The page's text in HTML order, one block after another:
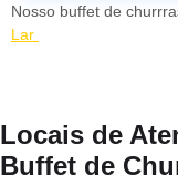
Nosso buffet de
Lar
Locais de
Buffet de